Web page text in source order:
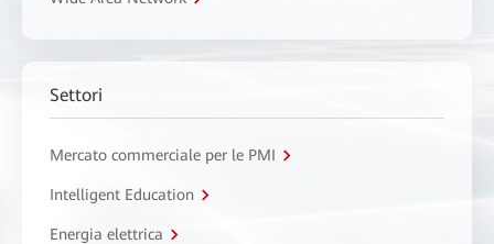
Settori
Mercato commerciale per le PMI
Intelligent Education
Energia elettrica